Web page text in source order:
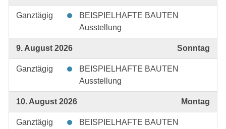
Ganztägig
BEISPIELHAFTE BAUTEN
Ausstellung
9. August 2026 Sonntag
Ganztägig
BEISPIELHAFTE BAUTEN
Ausstellung
10. August 2026 Montag
Ganztägig
BEISPIELHAFTE BAUTEN